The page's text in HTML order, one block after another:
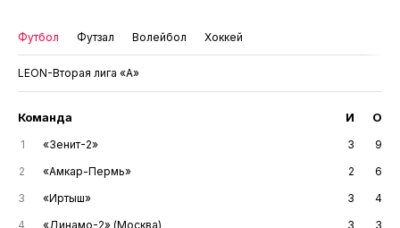
Футбол Футзал Волейбол Хоккей
LEON-Вторая лига «А»
Команда И О
1 «Зенит-2» 3
9
2
«Амкар-Пермь» 2
6
3
«Иртыш» 3
4
4
«Динамо-2» (Москва) 3
3